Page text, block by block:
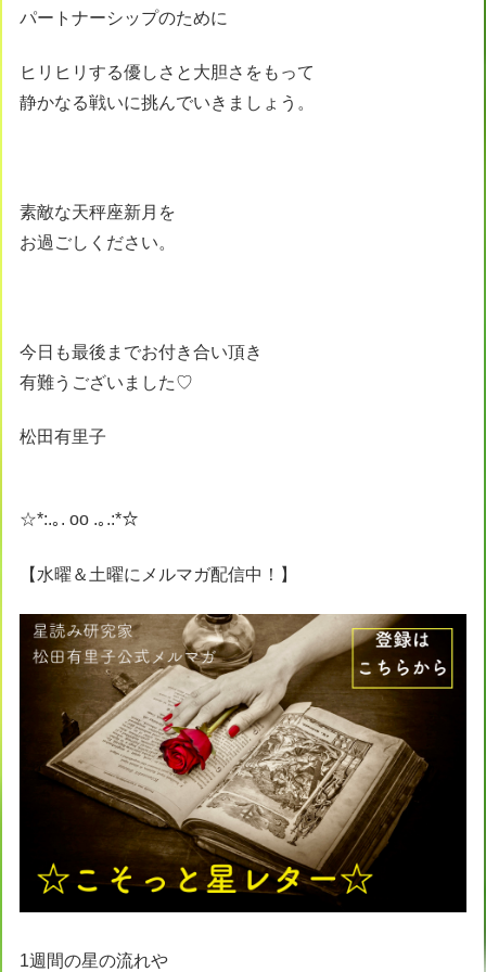
パートナーシップのために
ヒリヒリする優しさと大胆さをもって
静かなる戦いに挑んでいきましょう。
素敵な天秤座新月を
お過ごしください。
今日も最後までお付き合い頂き
有難うございました♡
松田有里子
☆*:.｡. oo .｡.:*☆
【水曜＆土曜にメルマガ配信中！】
1週間の星の流れや